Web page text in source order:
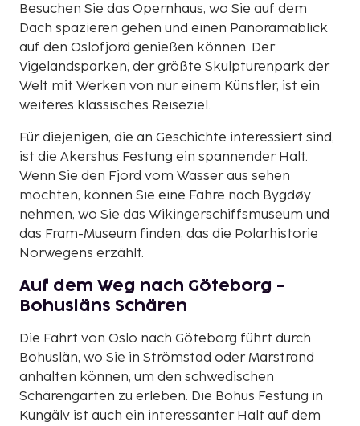
Besuchen Sie das Opernhaus, wo Sie auf dem
Dach spazieren gehen und einen Panoramablick
auf den Oslofjord genießen können. Der
Vigelandsparken, der größte Skulpturenpark der
Welt mit Werken von nur einem Künstler, ist ein
weiteres klassisches Reiseziel.
Für diejenigen, die an Geschichte interessiert sind,
ist die Akershus Festung ein spannender Halt.
Wenn Sie den Fjord vom Wasser aus sehen
möchten, können Sie eine Fähre nach Bygdøy
nehmen, wo Sie das Wikingerschiffsmuseum und
das Fram-Museum finden, das die Polarhistorie
Norwegens erzählt.
Auf dem Weg nach Göteborg -
Bohusläns Schären
Die Fahrt von Oslo nach Göteborg führt durch
Bohuslän, wo Sie in Strömstad oder Marstrand
anhalten können, um den schwedischen
Schärengarten zu erleben. Die Bohus Festung in
Kungälv ist auch ein interessanter Halt auf dem